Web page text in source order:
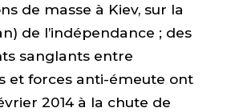
de masse à Kiev, sur la
de l’indépendance ; des
sanglants entre
et forces anti-émeute ont
2014 à la chute de